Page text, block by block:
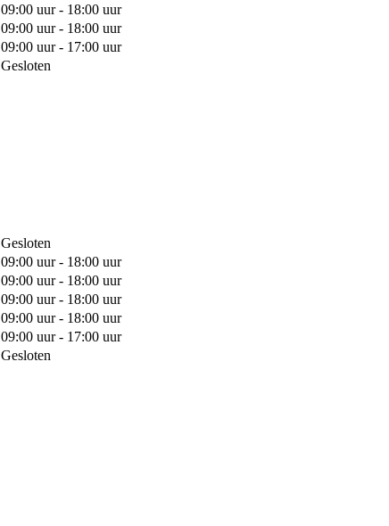
09:00 uur - 18:00 uur
09:00 uur - 18:00 uur
09:00 uur - 17:00 uur
Gesloten
Gesloten
09:00 uur - 18:00 uur
09:00 uur - 18:00 uur
09:00 uur - 18:00 uur
09:00 uur - 18:00 uur
09:00 uur - 17:00 uur
Gesloten